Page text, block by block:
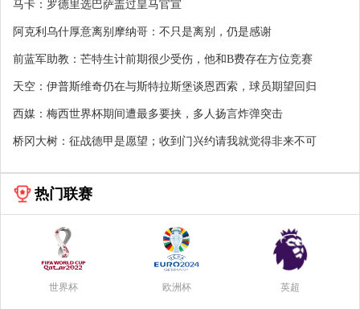
马卡：罗德里选巴萨盖过皇马官宣
阿克利乌什厚意离别摩纳哥：不只是离别，仍是感谢
前蓝军助教：芒特生计前期很少受伤，他和B费存在方位竞赛
天空：伊普斯维奇仍在与斯特拉斯堡谈恩西索，球员期望回归
西媒：梅西世界杯期间遭最多要挟，多人扬言炸弹突击
桥冈大树：征战德甲是愿望；收到门兴约请我就觉得非来不可
热门联赛
世界杯 欧洲杯 英超